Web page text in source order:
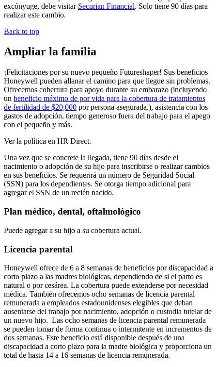
excónyuge, debe visitar Securian Financial. Solo tiene 90 días para
realizar este cambio.
Back to top
Ampliar la familia
¡Felicitaciones por su nuevo pequeño Futureshaper! Sus beneficios
Honeywell pueden allanar el camino para que llegue sin problemas.
Ofrecemos cobertura para apoyo durante su embarazo (incluyendo
un beneficio máximo de por vida para la cobertura de tratamientos
de fertilidad de $20,000 por persona asegurada.), asistencia con los
gastos de adopción, tiempo generoso fuera del trabajo para el apego
con el pequeño y más.
Ver la política en HR Direct.
Una vez que se concrete la llegada, tiene 90 días desde el
nacimiento o adopción de su hijo para inscribirse o realizar cambios
en sus beneficios. Se requerirá un número de Seguridad Social
(SSN) para los dependientes. Se otorga tiempo adicional para
agregar el SSN de un recién nacido.
Plan médico, dental, oftalmológico
Puede agregar a su hijo a su cobertura actual.
Licencia parental
Honeywell ofrece de 6 a 8 semanas de beneficios por discapacidad a
corto plazo a las madres biológicas, dependiendo de si el parto es
natural o por cesárea. La cobertura puede extenderse por necesidad
médica. También ofrecemos ocho semanas de licencia parental
remunerada a empleados estadounidenses elegibles que deban
ausentarse del trabajo por nacimiento, adopción o custodia tutelar de
un nuevo hijo. Las ocho semanas de licencia parental remunerada
se pueden tomar de forma continua o intermitente en incrementos de
dos semanas. Este beneficio está disponible después de una
discapacidad a corto plazo para la madre biológica y proporciona un
total de hasta 14 a 16 semanas de licencia remunerada.